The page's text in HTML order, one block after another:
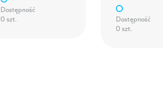
Dostępność
0 szt.
Dostępność
0 szt.